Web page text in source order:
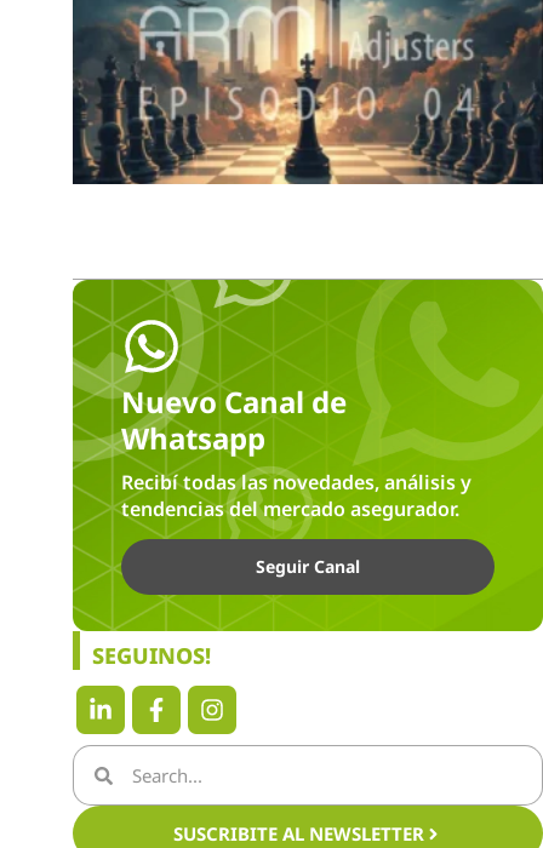
Nuevo Canal de
Whatsapp
Recibí todas las novedades, análisis y
tendencias del mercado asegurador.
Seguir Canal
SEGUINOS!
SUSCRIBITE AL NEWSLETTER